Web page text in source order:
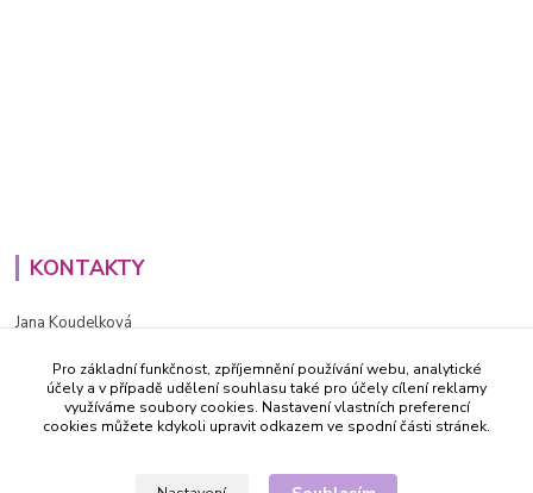
KONTAKTY
Jana Koudelková
PO - PÁ (8-16h)
info@decida.cz
Pro základní funkčnost, zpříjemnění používání webu, analytické
účely a v případě udělení souhlasu také pro účely cílení reklamy
využíváme soubory cookies. Nastavení vlastních preferencí
cookies můžete kdykoli upravit odkazem ve spodní části stránek.